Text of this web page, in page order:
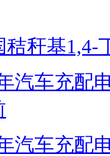
秸秆基1,4-
汽车充配
汽车充配